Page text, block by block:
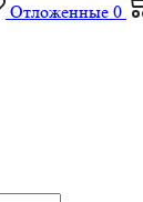
Отложенные 0